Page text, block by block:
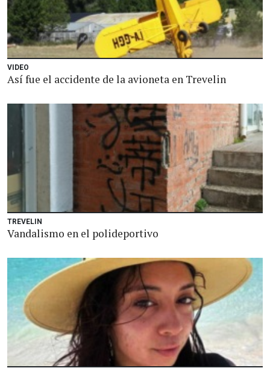
VIDEO
Así fue el accidente de la avioneta en Trevelin
TREVELIN
Vandalismo en el polideportivo